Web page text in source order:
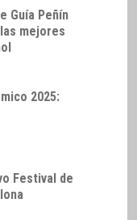
Guía Peñín
mejores
2025:
Festival de